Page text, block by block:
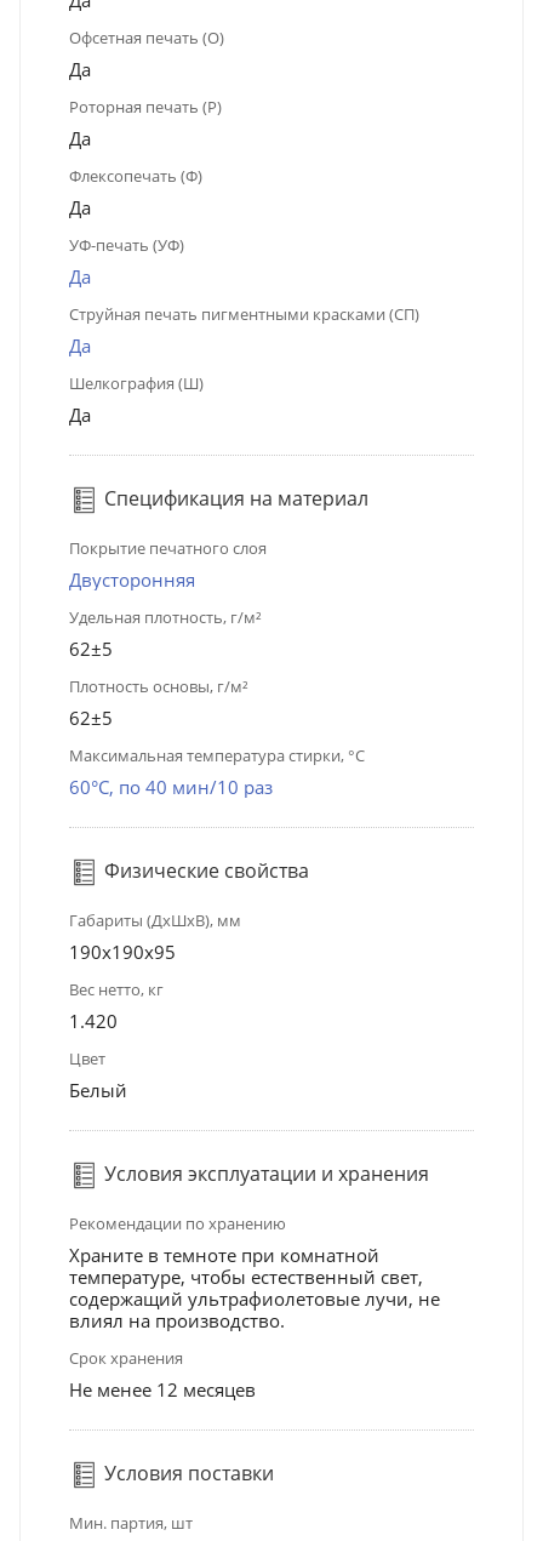
Офсетная печать (О)
Да
Роторная печать (Р)
Да
Флексопечать (Ф)
Да
УФ-печать (УФ)
Да
Струйная печать пигментными красками (СП)
Да
Шелкография (Ш)
Да
Спецификация на материал
Покрытие печатного слоя
Двусторонняя
Удельная плотность, г/м²
62±5
Плотность основы, г/м²
62±5
Максимальная температура стирки, °C
60°C, по 40 мин/10 раз
Физические свойства
Габариты (ДхШхВ), мм
190х190х95
Вес нетто, кг
1.420
Цвет
Белый
Условия эксплуатации и хранения
Рекомендации по хранению
Храните в темноте при комнатной
температуре, чтобы естественный свет,
содержащий ультрафиолетовые лучи, не
влиял на производство.
Срок хранения
Не менее 12 месяцев
Условия поставки
Мин. партия, шт